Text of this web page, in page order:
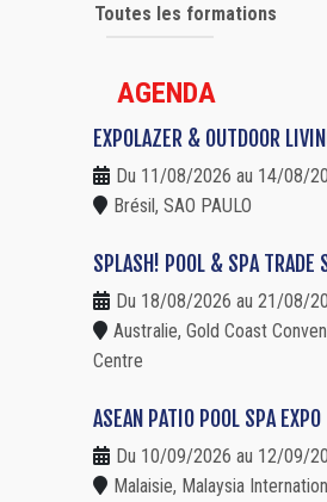
Toutes les formations
AGENDA
EXPOLAZER & OUTDOOR
Du 11/08/2026 au 14/08/
Brésil, SAO PAULO
SPLASH! POOL & SPA TRADE
Du 18/08/2026 au 21/08/
Australie, Gold Coast
Centre
ASEAN PATIO POOL SPA EXPO
Du 10/09/2026 au 12/09/
Malaisie, Malaysia